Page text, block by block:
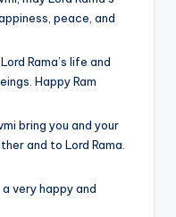
peace, and
Rama’s life and
Happy Ram
bring you and your
and to Lord Rama.
very happy and